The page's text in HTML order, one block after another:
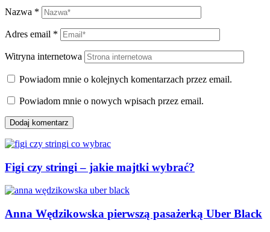
Nazwa *
Adres email *
Witryna internetowa
Powiadom mnie o kolejnych komentarzach przez email.
Powiadom mnie o nowych wpisach przez email.
Figi czy stringi – jakie majtki wybrać?
Anna Wędzikowska pierwszą pasażerką Uber Black